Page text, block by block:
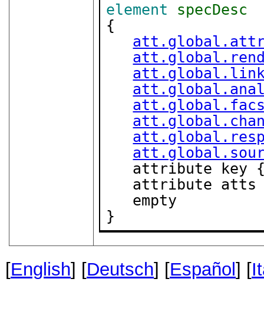
element
specDesc
{
attribute key
attribute
}
[English] [Deutsch] [Español ] [